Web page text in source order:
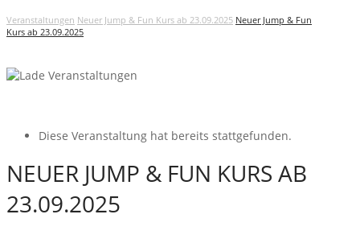
Veranstaltungen Neuer Jump & Fun Kurs ab 23.09.2025 Neuer Jump & Fun
Kurs ab 23.09.2025
Diese Veranstaltung hat bereits stattgefunden.
NEUER JUMP & FUN KURS AB
23.09.2025